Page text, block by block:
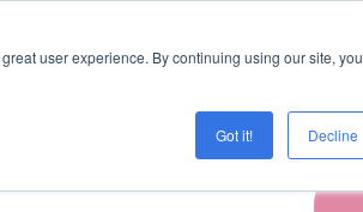
user experience. By continuing using our site, you
Got it! Decline